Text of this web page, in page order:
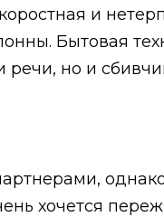
и
Бытовая
но и
хочется